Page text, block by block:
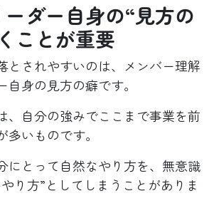
ダー自身の“見方の
ことが重要
とされやすいのは、メンバー理解
身の見方の癖です。
、自分の強みでここまで事業を前
いものです。
にとって自然なやり方を、無意識
り方”としてしまうことがありま